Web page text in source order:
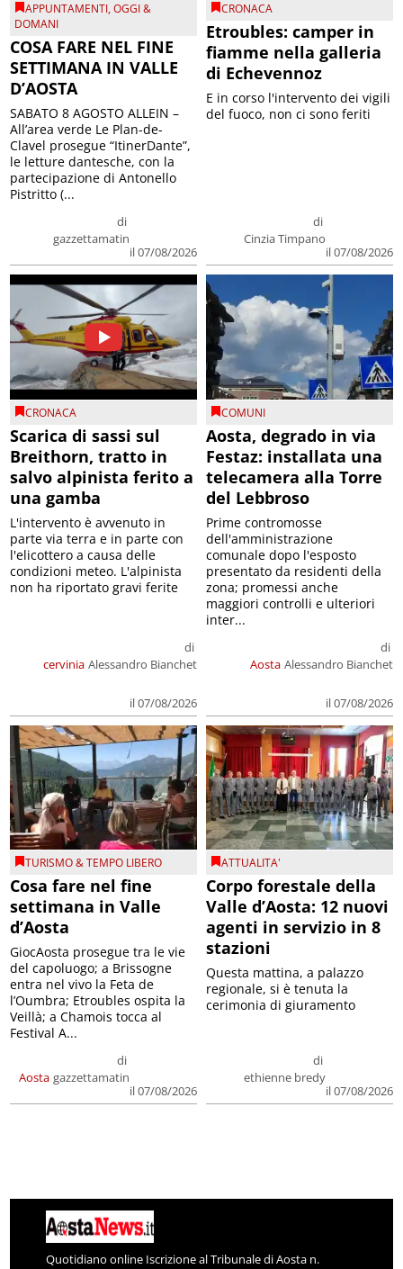
APPUNTAMENTI,OGGI &
DOMANI
COSA FARE NEL FINE
SETTIMANA IN VALLE
D’AOSTA
di
gazzettamatin
il 07/08/2026
SABATO 8 AGOSTO ALLEIN –
All’area verde Le Plan-de-
Clavel prosegue “ItinerDante”,
le letture dantesche, con la
partecipazione di Antonello
Pistritto (...
CRONACA
Etroubles: camper in
fiamme nella galleria
di Echevennoz
di
Cinzia Timpano
il 07/08/2026
E in corso l'intervento dei vigili
del fuoco, non ci sono feriti
CRONACA
Scarica di sassi sul
Breithorn, tratto in
salvo alpinista ferito a
una gamba
cervinia
di
Alessandro Bianchet
il 07/08/2026
L'intervento è avvenuto in
parte via terra e in parte con
l'elicottero a causa delle
condizioni meteo. L'alpinista
non ha riportato gravi ferite
COMUNI
Aosta, degrado in via
Festaz: installata una
telecamera alla Torre
del Lebbroso
Aosta
di
Alessandro Bianchet
il 07/08/2026
Prime contromosse
dell'amministrazione
comunale dopo l'esposto
presentato da residenti della
zona; promessi anche
maggiori controlli e ulteriori
inter...
TURISMO & TEMPO LIBERO
Cosa fare nel fine
settimana in Valle
d’Aosta
Aosta
di
gazzettamatin
il 07/08/2026
GiocAosta prosegue tra le vie
del capoluogo; a Brissogne
entra nel vivo la Feta de
l’Oumbra; Etroubles ospita la
Veillà; a Chamois tocca al
Festival A...
ATTUALITA'
Corpo forestale della
Valle d’Aosta: 12 nuovi
agenti in servizio in 8
stazioni
di
ethienne bredy
il 07/08/2026
Questa mattina, a palazzo
regionale, si è tenuta la
cerimonia di giuramento
Quotidiano online Iscrizione al Tribunale di Aosta n.